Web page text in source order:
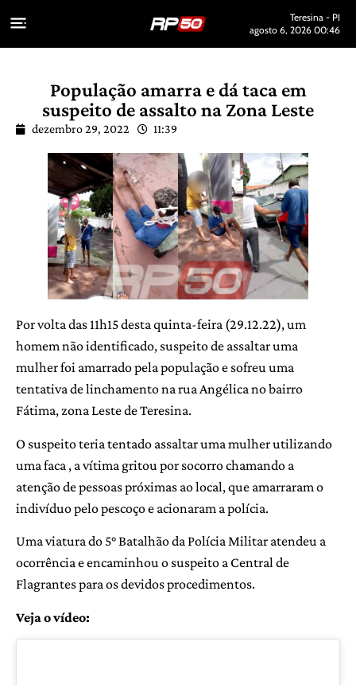
Teresina - PI
agosto 6, 2026 00:46
População amarra e dá taca em
suspeito de assalto na Zona Leste
dezembro 29, 2022 11:39
Por volta das 11h15 desta quinta-feira (29.12.22), um
homem não identificado, suspeito de assaltar uma
mulher foi amarrado pela população e sofreu uma
tentativa de linchamento na rua Angélica no bairro
Fátima, zona Leste de Teresina.
O suspeito teria tentado assaltar uma mulher utilizando
uma faca , a vítima gritou por socorro chamando a
atenção de pessoas próximas ao local, que amarraram o
indivíduo pelo pescoço e acionaram a polícia.
Uma viatura do 5° Batalhão da Polícia Militar atendeu a
ocorrência e encaminhou o suspeito a Central de
Flagrantes para os devidos procedimentos.
Veja o vídeo: